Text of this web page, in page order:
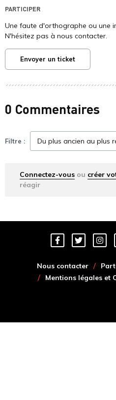
PARTICIPER
Une faute d'orthographe ou une
N'hésitez pas à nous contacter.
Envoyer un ticket
0 Commentaires
Filtre :
Connectez-vous ou créer
réagir
Nous contacter
Mentions légales et